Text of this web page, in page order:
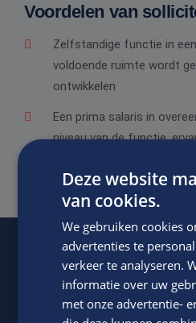
Voordelen van
Zelfstandige functie in
voldoende ruimte wordt
ontwikkelen
Een prima salaris in
niveau van de functie,
Of regel het
Deze website
van cookies.
We gebruiken cookies
advertenties te
verkeer te analyseren.
informatie over uw
met onze advertentie-